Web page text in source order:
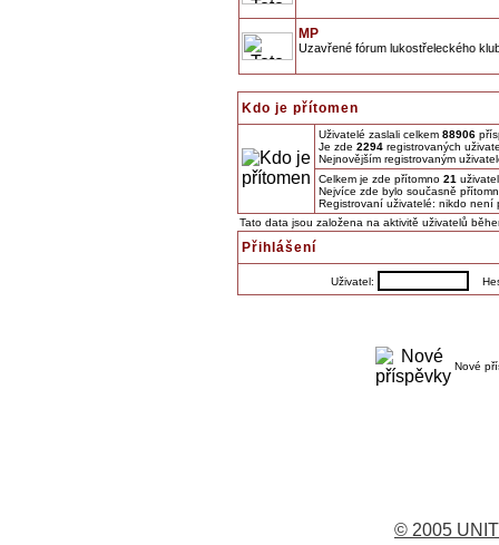
MP
Uzavřené fórum lukostřeleckého
Kdo je přítomen
Uživatelé zaslali celkem 88906
Je zde 2294 registrovaných
Nejnovějším registrovaným
Celkem je zde přítomno 21
Nejvíce zde bylo současně
Registrovaní uživatelé: nikdo není
Tato data jsou založena na aktivitě uživatelů
Přihlášení
Uživatel:
Nové
© 2005